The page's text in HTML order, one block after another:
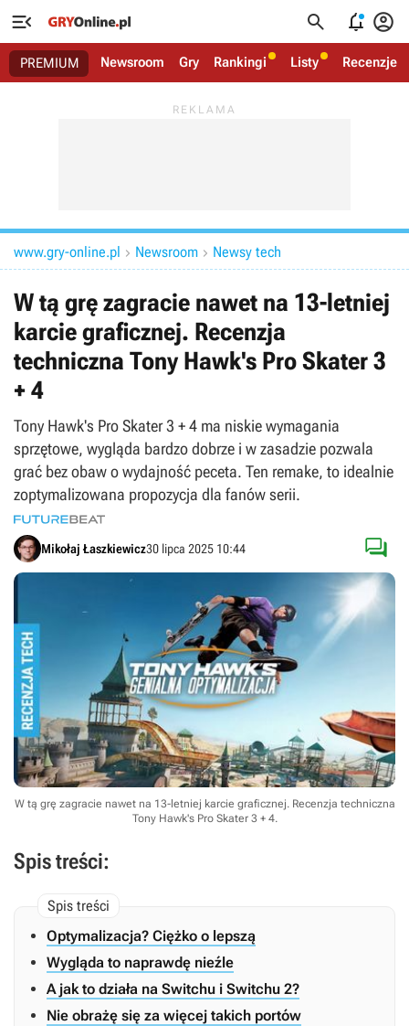
   
PREMIUM Newsroom Gry Rankingi Listy Recenzje
www.gry-online.pl  Newsroom  Newsy tech
W tą grę zagracie nawet na 13-letniej
karcie graficznej. Recenzja
techniczna Tony Hawk's Pro Skater 3
+ 4
Tony Hawk's Pro Skater 3 + 4 ma niskie wymagania
sprzętowe, wygląda bardzo dobrze i w zasadzie pozwala
grać bez obaw o wydajność peceta. Ten remake, to idealnie
zoptymalizowana propozycja dla fanów serii.
Mikołaj Łaszkiewicz30 lipca 2025 10:44 
W tą grę zagracie nawet na 13-letniej karcie graficznej. Recenzja techniczna
Tony Hawk's Pro Skater 3 + 4.
Spis treści:
Optymalizacja? Ciężko o lepszą
Wygląda to naprawdę nieźle
A jak to działa na Switchu i Switchu 2?
Nie obrażę się za więcej takich portów